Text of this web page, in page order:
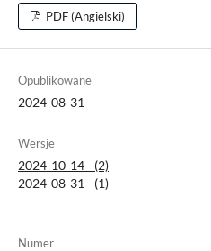
PDF (Angielski)
Opublikowane
2024-08-31
Wersje
2024-10-14 - (2)
2024-08-31 - (1)
Numer